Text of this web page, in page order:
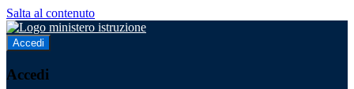
Salta al contenuto
Accedi
Accedi